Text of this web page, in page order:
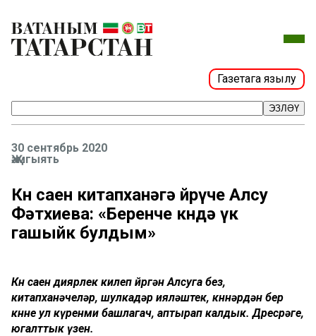
Газетага язылу
ЭЗЛӘҮ
30 сентябрь 2020
Җәмгыять
Көн саен китапханәгә йөрүче Алсу
Фәтхиева: «Беренче көндә үк
гашыйк булдым»
Көн саен диярлек килеп йөргән Алсуга без,
китапханәчеләр, шулкадәр ияләштек, көннәрдән бер
көнне ул күренми башлагач, аптырап калдык. Дөресрәге,
югалттык үзен.